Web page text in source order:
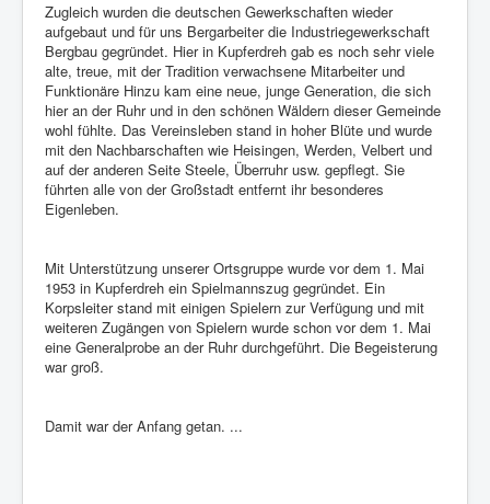
Zugleich wurden die deutschen Gewerkschaften wieder
aufgebaut und für uns Bergarbeiter die Industriegewerkschaft
Bergbau gegründet. Hier in Kupferdreh gab es noch sehr viele
alte, treue, mit der Tradition verwachsene Mitarbeiter und
Funktionäre Hinzu kam eine neue, junge Generation, die sich
hier an der Ruhr und in den schönen Wäldern dieser Gemeinde
wohl fühlte. Das Vereinsleben stand in hoher Blüte und wurde
mit den Nachbarschaften wie Heisingen, Werden, Velbert und
auf der anderen Seite Steele, Überruhr usw. gepflegt. Sie
führten alle von der Großstadt entfernt ihr besonderes
Eigenleben.
Mit Unterstützung unserer Ortsgruppe wurde vor dem 1. Mai
1953 in Kupferdreh ein Spielmannszug gegründet. Ein
Korpsleiter stand mit einigen Spielern zur Verfügung und mit
weiteren Zugängen von Spielern wurde schon vor dem 1. Mai
eine Generalprobe an der Ruhr durchgeführt. Die Begeisterung
war groß.
Damit war der Anfang getan. ...